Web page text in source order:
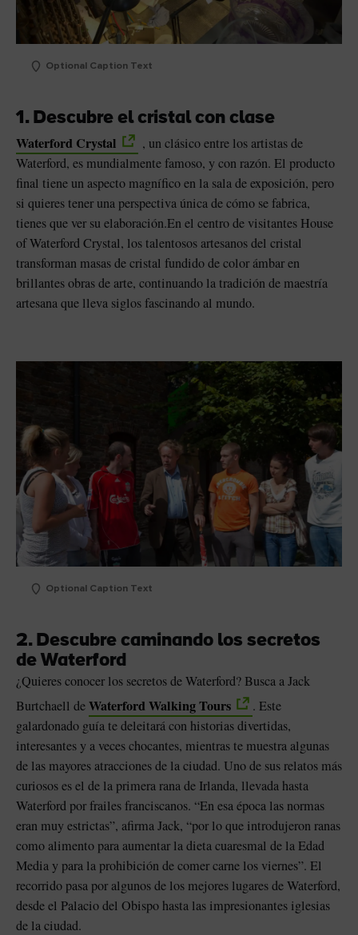
Optional Caption Text
1. Descubre el cristal con clase
Waterford Crystal
, un clásico entre los artistas de
Waterford, es mundialmente famoso, y con razón. El producto
final tiene un aspecto magnífico en la sala de exposición, pero
si quieres tener una perspectiva única de cómo se fabrica,
tienes que ver su elaboración.En el centro de visitantes House
of Waterford Crystal, los talentosos artesanos del cristal
transforman masas de cristal fundido de color ámbar en
brillantes obras de arte, continuando la tradición de maestría
artesana que lleva siglos fascinando al mundo.
Optional Caption Text
2. Descubre caminando los secretos
de Waterford
¿Quieres conocer los secretos de Waterford? Busca a Jack
Burtchaell deWaterford Walking Tours
. Este
galardonado guía te deleitará con historias divertidas,
interesantes y a veces chocantes, mientras te muestra algunas
de las mayores atracciones de la ciudad. Uno de sus relatos más
curiosos es el de la primera rana de Irlanda, llevada hasta
Waterford por frailes franciscanos. “En esa época las normas
eran muy estrictas”, afirma Jack, “por lo que introdujeron ranas
como alimento para aumentar la dieta cuaresmal de la Edad
Media y para la prohibición de comer carne los viernes”. El
recorrido pasa por algunos de los mejores lugares de Waterford,
desde el Palacio del Obispo hasta las impresionantes iglesias
de la ciudad.